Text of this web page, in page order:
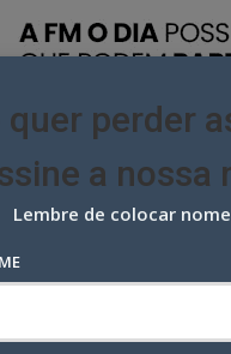
E AMPLIA OFERTA DE
e
quer perder
a nossa
Lembre de colocar